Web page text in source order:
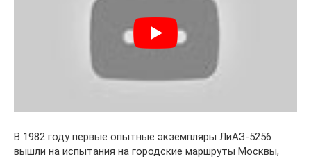
В 1982 году первые опытные экземпляры ЛиАЗ-5256
вышли на испытания на городские маршруты Москвы,